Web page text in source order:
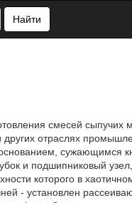
Найти
смесей сыпучих
других отраслях
сужающимся
и подшипниковый
которого в
- установлен